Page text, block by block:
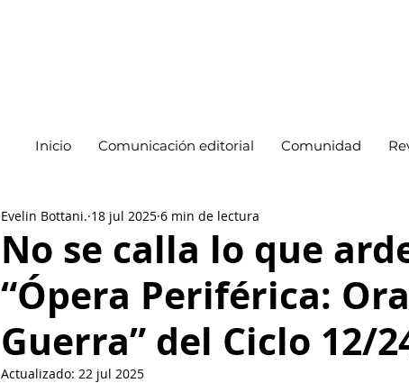
Inicio Comunicación editorial Comunidad
No se calla lo que
“Ópera Periférica:
Guerra” del Ciclo 12/
Evelin Bottani. 18 jul 2025 6 min de lectura
Actualizado: 22 jul 2025